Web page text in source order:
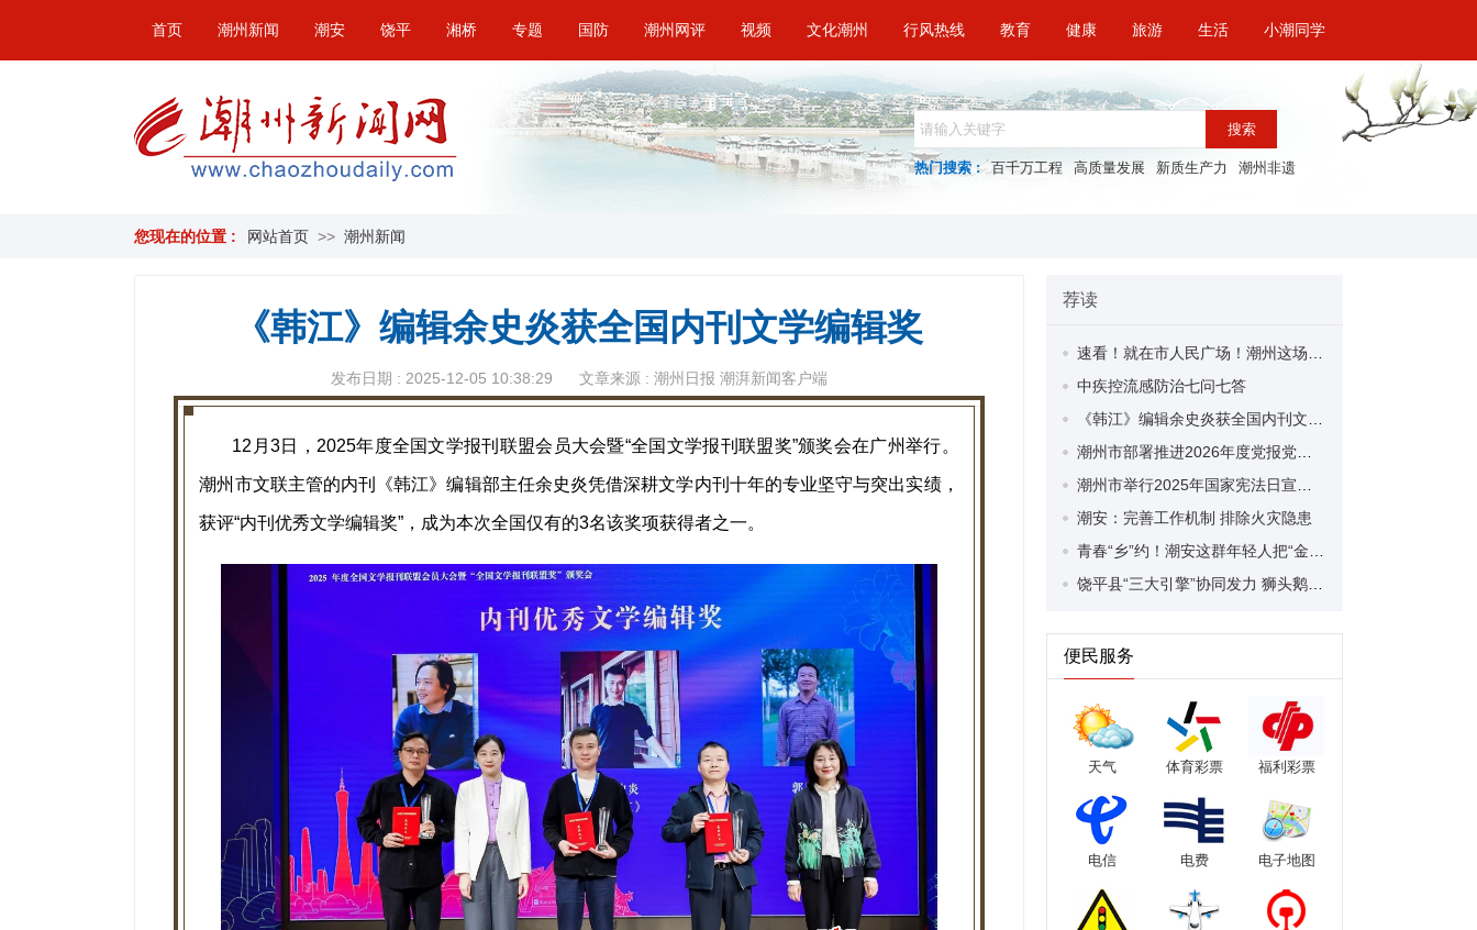
首页 潮州新闻 潮安 饶平 湘桥 专题 国防 潮州网评 视频 文化潮州 行风热线 教育 健康 旅游 生活 小潮同学
搜索
热门搜索 : 百千万工程 高质量发展 新质生产力 潮州非遗
您现在的位置 : 网站首页 >> 潮州新闻
《韩江》编辑余史炎获全国内刊文学编辑奖
发布日期 : 2025-12-05 10:38:29 文章来源 : 潮州日报 潮湃新闻客户端
12月3日，2025年度全国文学报刊联盟会员大会暨“全国文学报刊联盟奖”颁奖会在广州举行。
潮州市文联主管的内刊《韩江》编辑部主任余史炎凭借深耕文学内刊十年的专业坚守与突出实绩，
获评“内刊优秀文学编辑奖”，成为本次全国仅有的3名该奖项获得者之一。
荐读
中疾控流感防治七问七答
潮安：完善工作机制 排除火灾隐患
便民服务
天气 体育彩票 福利彩票
电信 电费 电子地图